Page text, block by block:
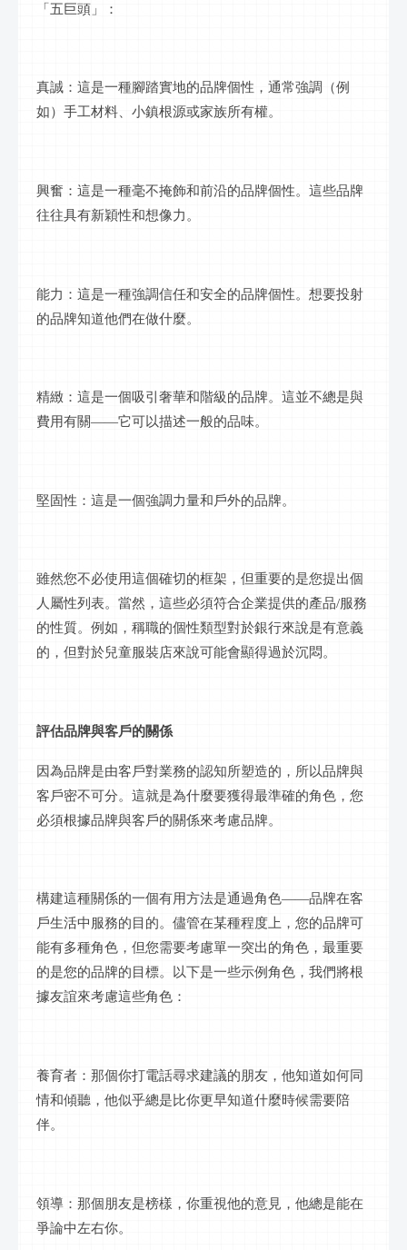
「五巨頭」：
真誠：這是一種腳踏實地的品牌個性，通常強調（例
如）手工材料、小鎮根源或家族所有權。
興奮：這是一種毫不掩飾和前沿的品牌個性。這些品牌
往往具有新穎性和想像力。
能力：這是一種強調信任和安全的品牌個性。想要投射
的品牌知道他們在做什麼。
精緻：這是一個吸引奢華和階級的品牌。這並不總是與
費用有關——它可以描述一般的品味。
堅固性：這是一個強調力量和戶外的品牌。
雖然您不必使用這個確切的框架，但重要的是您提出個
人屬性列表。當然，這些必須符合企業提供的產品/服務
的性質。例如，稱職的個性類型對於銀行來說是有意義
的，但對於兒童服裝店來說可能會顯得過於沉悶。
評估品牌與客戶的關係
因為品牌是由客戶對業務的認知所塑造的，所以品牌與
客戶密不可分。這就是為什麼要獲得最準確的角色，您
必須根據品牌與客戶的關係來考慮品牌。
構建這種關係的一個有用方法是通過角色——品牌在客
戶生活中服務的目的。儘管在某種程度上，您的品牌可
能有多種角色，但您需要考慮單一突出的角色，最重要
的是您的品牌的目標。以下是一些示例角色，我們將根
據友誼來考慮這些角色：
養育者：那個你打電話尋求建議的朋友，他知道如何同
情和傾聽，他似乎總是比你更早知道什麼時候需要陪
伴。
領導：那個朋友是榜樣，你重視他的意見，他總是能在
爭論中左右你。